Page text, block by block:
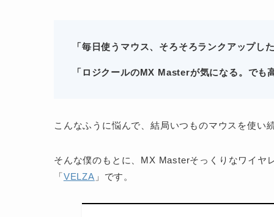
「毎日使うマウス、そろそろランクアップ
「 ロジクールのMX Masterが気になる。で
こんなふうに悩んで、結局いつものマウスを使い
そんな僕のもとに、MX Masterそっくりなワイヤ
「VELZA 」です。